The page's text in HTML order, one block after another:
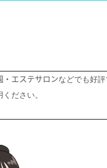
エステサロンなどでも好
ださい。